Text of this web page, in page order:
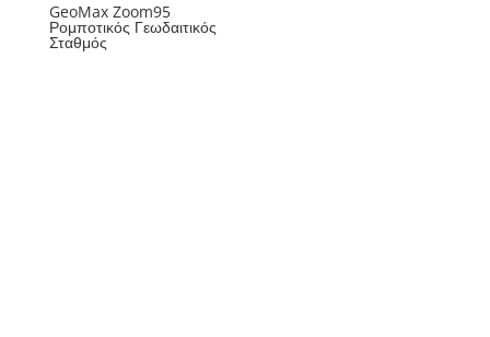
GeoMax Zoom95
Ρομποτικός Γεωδαιτικός
Σταθμός